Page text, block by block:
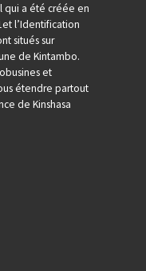
qui a été créée en
l’Identification
situés sur
de Kintambo.
et
étendre partout
de Kinshasa